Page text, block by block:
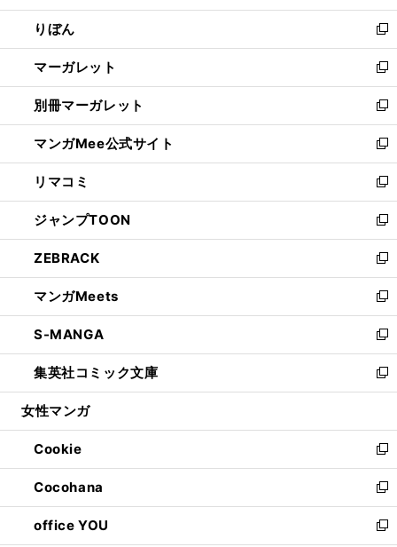
開
く
ウ
で
開
く
ン
ド
ウ
で
開
く
ウ
ィ
ン
ド
ウ
で
開
く
りぼん
新
し
い
ウ
ィ
ン
ド
ウ
で
開
く
マーガレット
新
し
い
ウ
ィ
ン
ド
ウ
で
開
く
別冊マーガレット
新
し
い
ウ
ィ
ン
ド
ウ
で
開
く
マンガMee公式サイト
新
し
い
ウ
ィ
ン
ド
ウ
で
開
く
リマコミ
新
し
い
ウ
ィ
ン
ド
ウ
で
開
く
ジャンプTOON
新
し
い
ウ
ィ
ン
ド
ウ
で
開
ZEBRACK
新
し
い
ウ
ィ
ン
ド
ウ
開
く
マンガMeets
新
し
い
ウ
ィ
ン
ウ
で
開
く
S-MANGA
新
し
い
ウ
ン
ド
ウ
で
開
く
集英社コミック文庫
新
し
ウ
ィ
ン
ド
ウ
で
女性マンガ
Cookie
新
し
い
ウ
ィ
Cocohana
新
し
い
office YOU
新